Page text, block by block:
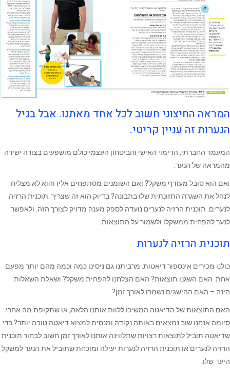
המראה החיצוני חשוב לכל אחד מאתנו. אבל בגיל
הנערות זה עניין קריטי.
המעמד החברתי, הדימוי האישי והביטחון העצמי כולם מושפעים בצורה ישירה
מהמראה של הנער.
ואם הוא סובל מעודף משקל? ואם השומנים מסתפחים אליו והוא לא מצליח
לנהל את השגרה התזונתית שלו בתבונה? בדיוק הוא זה שצריך .תוכנית הרזיה
לנערים. תוכנית הרזיה לנערים נועדה לספק מענה מדויק לצורך הזה. ולאפשר
לנער להפחית ממשקלו ולשמור על התוצאות.
תוכנית הרזיה לנערות
כולנו מכירים אינספור דיאטות. מרביתנו גם ניסינו כמה וכמה מהם יותר מפעם
אחת. האם השגנו תוצאות? האם הצלחנו להפחית משקל? ושאלת השאלות
הינה – האם ההישגים נשמרו לאורך זמן?
האם התוצאות של הדיאטה המשיכו ללוות אותנו הלאה, או שתקופת מה אחרי
סיומה אנחנו שוב נמצאים באותה נקודה ומנסים למצוא דיאטה טובה יותר? כדי
שדיאטה תוביל לתוצאות רצויות שתלווינה אותנו לאורך זמן חשוב לבחור תוכנית
הרזיה לנערים או תוכנית הרזיה לנערות יעילה ומוכחת שתוביל את הנער למשקל
היעד שלו.